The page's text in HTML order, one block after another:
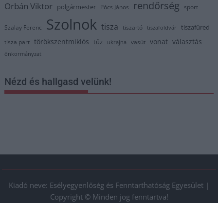
Orbán Viktor polgármester Pócs János rendőrség sport
Szalay Ferenc Szolnok tisza tisza-tó tiszaföldvár tiszafüred
tisza part törökszentmiklós tűz ukrajna vasút vonat választás
önkormányzat
Nézd és hallgasd velünk!
Kiadó neve: Esélyegyenlőség és Fenntarthatóság Egyesület |
Copyright © Minden jog fenntartva!